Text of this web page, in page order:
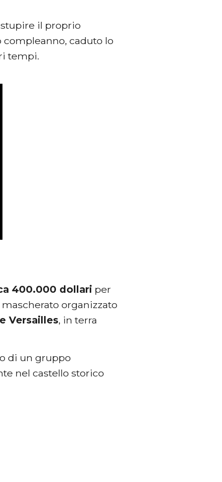
il proprio
caduto lo
tempi.
400.000 dollari per
organizzato
Versailles, in terra
di un gruppo
nel castello storico